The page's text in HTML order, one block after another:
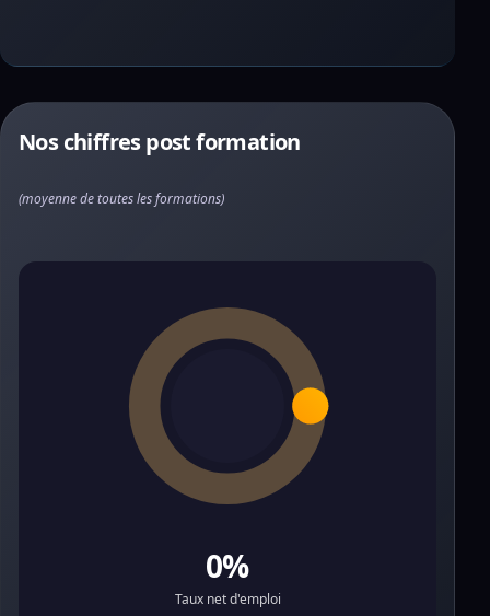
Nos chiffres post formation
(moyenne de toutes les formations)
0%
Taux net d'emploi